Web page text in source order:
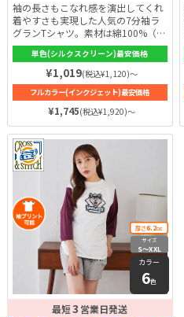
袖の長さもこなれ感を演出してくれ
着やすさも実現した人気の7分袖ラ
グランTシャツ。素材は綿100%（一
部カラーを除く）。綿は肌に優しい
上に、吸汗性にも優れています。そ
のため、汗をかく時期でも快適な着
心地を得られます。生地の厚みは
5.6ozと何度着用しても簡単によれ
ることはありません。カラーは全6
色。七分袖だから一年間通して着用
できるのが嬉しいポイントです！
単色(シルクスクリーン)最安価格
¥1,019(税込¥1,120)～
フルカラー(インクジェット)最安価格
¥1,745(税込¥1,920)～
厚さ6.2oz
サイズ
S〜XXL
カラー
6色
最短3 営業日発送